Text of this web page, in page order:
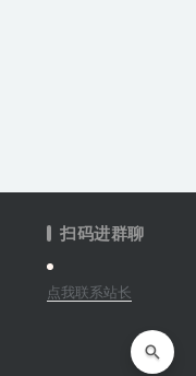
扫码进群聊
点我联系站长